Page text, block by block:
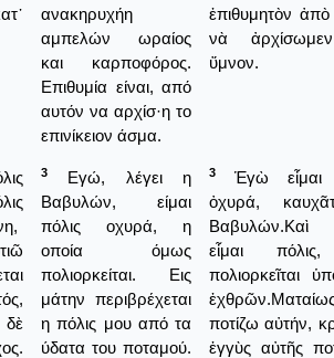
ανακηρυχήη
αμπελών ωραίος
και καρποφόρος.
Επιθυμία είναι, από
αυτόν να αρχίσ·η το
επινίκειον άσμα.
ἐπιθυμητὸν
νὰ
ὕμνον.
3
Εγώ, λέγει η
Βαβυλών, είμαι
πόλις οχυρά, η
οποία όμως
πολιορκείται. Εις
μάτην περιβρέχεται
η πόλις μου από τα
ύδατα του ποταμού.
3
Ἑγὼ εἶμαι
ὀχυρά,
Βαβυλών.Καὶ
εἶμαι
πολιορκεῖται
ποτίζω αὐτήν,
ἐγγὺς αὐτῆς